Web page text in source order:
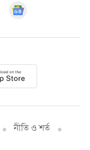
নীতি ও শর্ত